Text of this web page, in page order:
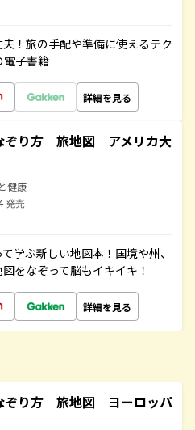
！旅の手配や準備に使えるテク
電子書籍
詳細を見る
ぞり方 旅地図 アメリカ大
健康
発売
学ぶ新しい地図本！国境や州、
をなぞって脳もイキイキ！
詳細を見る
ぞり方 旅地図 ヨーロッパ